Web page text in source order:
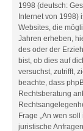
1998 (deutsch:
Internet von 1998)
Websites, die
Jahren erheben,
des oder der
bist, ob dies auf
versuchst, zutrifft,
beachte, dass
Rechtsberatung
Frage „An wen
juristische